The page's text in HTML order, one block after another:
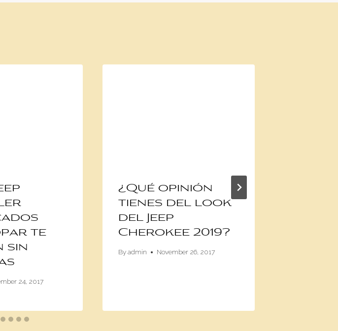
te
sin
24, 2017
¿Qué opinión
tienes del look
del Jeep
Cherokee 2019?
By admin November 26, 2017